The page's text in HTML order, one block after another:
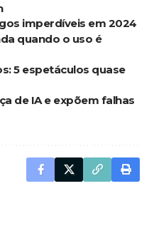
imperdíveis em 2024
quando o uso é
5 espetáculos quase
de IA e expõem falhas